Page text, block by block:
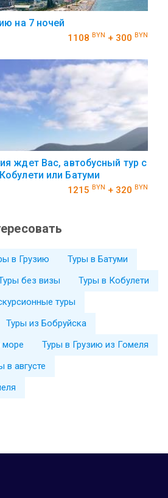
на 7 ночей
1108 BYN + 300 BYN
ждет Вас, автобусный тур с
или Батуми
1215 BYN + 320 BYN
в Грузию
Туры в Батуми
без визы
Туры в Кобулети
туры
Туры из Бобруйска
море
Туры в Грузию из Гомеля
в августе